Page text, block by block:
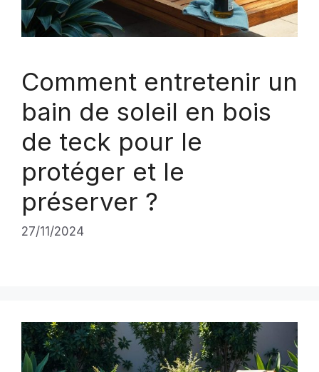
Comment entretenir un
bain de soleil en bois
de teck pour le
protéger et le
préserver ?
27/11/2024